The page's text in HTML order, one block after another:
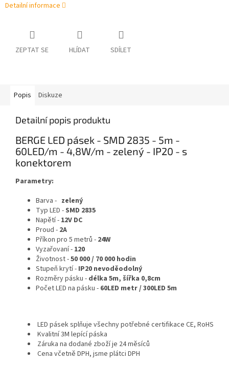
Detailní informace
ZEPTAT SE HLÍDAT SDÍLET
Popis Diskuze
Detailní popis produktu
BERGE LED pásek - SMD 2835 - 5m -
60LED/m - 4,8W/m - zelený - IP20 - s
konektorem
Parametry:
Barva - zelený
Typ LED -SMD 2835
Napětí - 12V DC
Proud - 2A
Příkon pro 5 metrů - 24W
Vyzařovaní - 120
Životnost -50 000 / 70 000 hodin
Stupeň krytí - IP20 nevoděodolný
Rozměry pásku - délka 5m, šířka 0,8cm
Počet LED na pásku - 60LED metr / 300LED 5m
LED pásek splňuje všechny potřebné certifikace CE, RoHS
Kvalitní 3M lepící páska
Záruka na dodané zboží je 24 měsíců
Cena včetně DPH, jsme plátci DPH